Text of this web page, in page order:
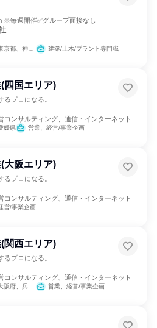
※毎週開催✅グループ面接なし
、神奈川県 建築/土木/プラント専門職
四国エリア)
プロになる。
コンサルティング、通信・インターネット
媛県 営業、経営/事業企画
大阪エリア)
プロになる。
コンサルティング、通信・インターネット
営/事業企画
関西エリア)
プロになる。
コンサルティング、通信・インターネット
府、兵庫県 営業、経営/事業企画